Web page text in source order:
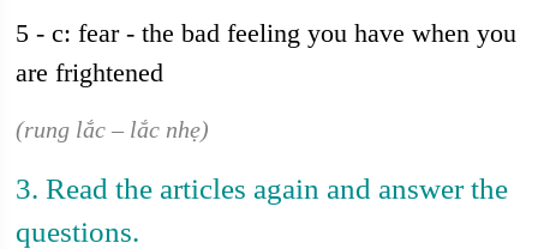
5 - c: fear - the bad feeling you have when you
are frightened
(rung lắc – lắc nhẹ)
3. Read the articles again and answer the
questions.